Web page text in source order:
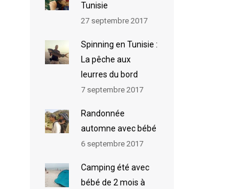
Tunisie
27 septembre 2017
Spinning en Tunisie :
La pêche aux
leurres du bord
7 septembre 2017
Randonnée
automne avec bébé
6 septembre 2017
Camping été avec
bébé de 2 mois à